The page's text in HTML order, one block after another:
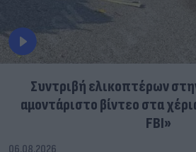
Συντριβή ελικοπτέρων
αμοντάριστο βίντεο στα
FBI»